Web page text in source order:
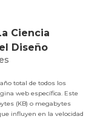
Ciencia
Diseño
total de todos los
web específica. Este
(KB) o megabytes
influyen en la velocidad